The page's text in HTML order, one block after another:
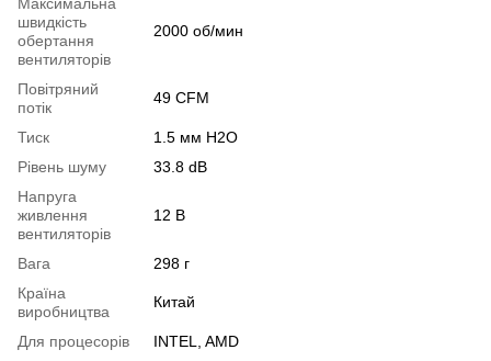
Максимальна
швидкість
обертання
вентиляторів
2000 об/мин
Повітряний
потік
49 CFM
Тиск
1.5 мм H2O
Рівень шуму
33.8 dB
Напруга
живлення
вентиляторів
12 В
Вага
298 г
Країна
виробництва
Китай
Для процесорів
INTEL, AMD